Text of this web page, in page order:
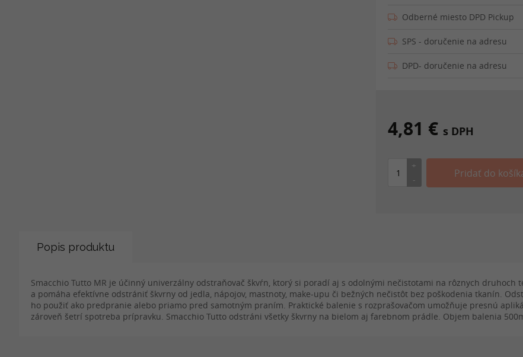
Odberné miesto DPD Pickup
SPS - doručenie na adresu
DPD- doručenie na adresu
4,81 € s DPH
Popis produktu
Smacchio Tutto MR je účinný univerzálny odstraňovač škvŕn, ktorý si poradí aj s odolnými nečistotami na rôznych
a pomáha efektívne odstrániť škvrny od jedla, nápojov, mastnoty, make-upu či bežných nečistôt bez poškodenia tkanín.
ho použiť ako predpranie alebo priamo pred samotným praním. Praktické balenie s rozprašovačom umožňuje presnú
zároveň šetrí spotreba prípravku. Smacchio Tutto odstráni všetky škvrny na bielom aj farebnom prádle. Objem balenia